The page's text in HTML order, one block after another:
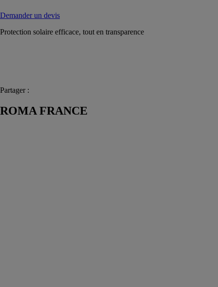
Demander un devis
Protection solaire efficace, tout en transparence
Partager :
ROMA FRANCE